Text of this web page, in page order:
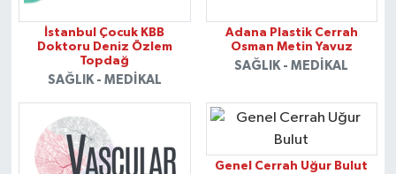
İstanbul Çocuk KBB
Doktoru Deniz Özlem
Topdağ
SAĞLIK - MEDIKAL
Adana Plastik Cerrah
Osman Metin Yavuz
SAĞLIK - MEDIKAL
Genel Cerrah Uğur Bulut